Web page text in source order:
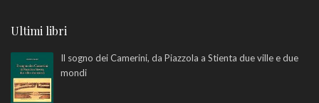
Ultimi libri
Il sogno dei Camerini, da Piazzola a Stienta due ville e due
mondi